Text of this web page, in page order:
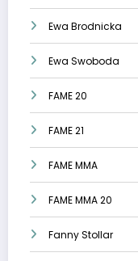
Ewa Brodnicka
Ewa Swoboda
FAME 20
FAME 21
FAME MMA
FAME MMA 20
Fanny Stollar